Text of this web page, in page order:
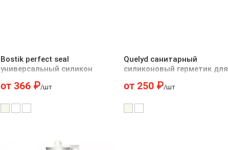
Bostik perfect seal
универсальный силикон
от 366₽/шт
Quelyd санитарный
силиконовый герметик для
от250 ₽/шт